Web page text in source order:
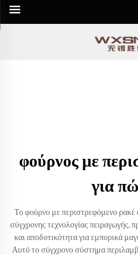
φούρνος με
για
Το φούρνο με περιστρεφόμενο ρακέ
σύγχρονης τεχνολογίας πειραγωγής,
και αποδοτικότητα για εμπορικά
Αυτό το σύγχρονο σύστημα